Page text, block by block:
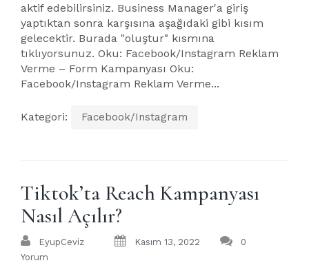
aktif edebilirsiniz. Business Manager'a giriş
yaptıktan sonra karşısına aşağıdaki gibi kısım
gelecektir. Burada "oluştur" kısmına
tıklıyorsunuz. Oku: Facebook/Instagram Reklam
Verme – Form Kampanyası Oku:
Facebook/Instagram Reklam Verme...
Kategori: Facebook/Instagram
Tiktok’ta Reach Kampanyası
Nasıl Açılır?
EyupCeviz Kasım 13, 2022
0
Yorum